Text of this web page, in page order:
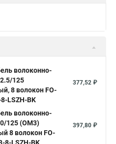
волоконно-
125
8 волокон FO-
LSZH-BK
377,52 ₽
волоконно-
125 (OM3)
8 волокон FO-
397,80 ₽